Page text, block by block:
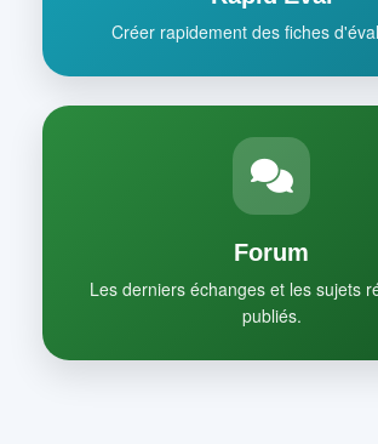
Créer rapidement des fiches
Forum
Les derniers échanges et les sujets
publiés.